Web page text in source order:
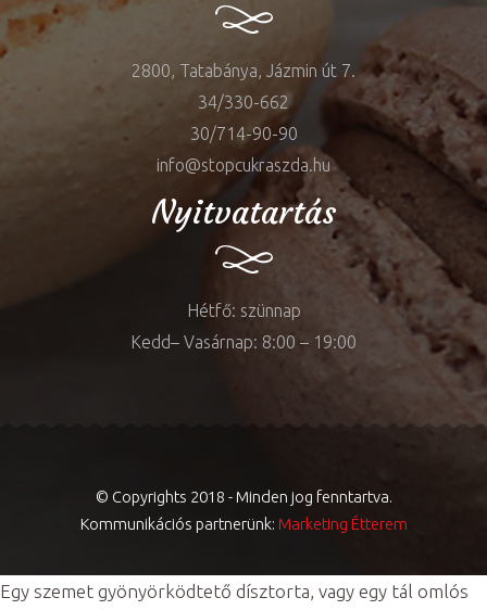
2800, Tatabánya, Jázmin út 7.
34/330-662
30/714-90-90
info@stopcukraszda.hu
Nyitvatartás
Hétfő: szünnap
Kedd– Vasárnap: 8:00 – 19:00
© Copyrights 2018 - Minden jog fenntartva.
Kommunikációs partnerünk: Marketing Étterem
Egy szemet gyönyörködtető dísztorta, vagy egy tál omlós